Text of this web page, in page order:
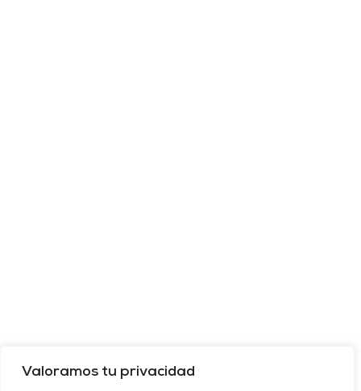
Valoramos tu privacidad